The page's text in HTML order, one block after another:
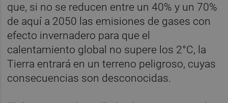
que, si no se reducen entre un 40% y un 70%
de aquí a 2050 las emisiones de gases con
efecto invernadero para que el
calentamiento global no supere los 2°C, la
Tierra entrará en un terreno peligroso, cuyas
consecuencias son desconocidas.